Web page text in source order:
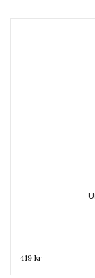
419 kr